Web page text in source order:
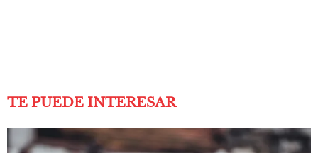
TE PUEDE INTERESAR